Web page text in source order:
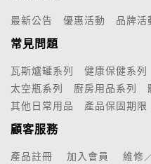
最新公告 優惠活動 品牌活
常見問題
瓦斯爐罐系列 健康保健系列
太空瓶系列
廚房用品系列
其他日常用品
產品保固期限
顧客服務
產品註冊 加入會員 維修